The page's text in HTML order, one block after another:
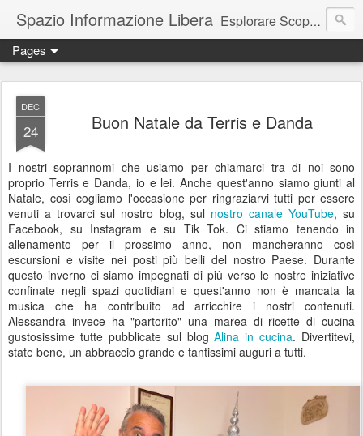
Spazio Informazione Libera Esplorare Scoprire Creare
Escursioni, viaggi, arte, tecnologia, attualità
Pages
DEC
24 Buon Natale da Terris e Danda
I nostri soprannomi che usiamo per chiamarci tra di noi sono
proprio Terris e Danda, io e lei. Anche quest'anno siamo giunti al
Natale, così cogliamo l'occasione per ringraziarvi tutti per essere
venuti a trovarci sul nostro blog, sul nostro canale YouTube, su
Facebook, su Instagram e su Tik Tok. Ci stiamo tenendo in
allenamento per il prossimo anno, non mancheranno così
escursioni e visite nei posti più belli del nostro Paese. Durante
questo inverno ci siamo impegnati di più verso le nostre iniziative
confinate negli spazi quotidiani e quest'anno non è mancata la
musica che ha contribuito ad arricchire i nostri contenuti.
Alessandra invece ha "partorito" una marea di ricette di cucina
gustosissime tutte pubblicate sul blogAlina in cucina. Divertitevi,
state bene, un abbraccio grande e tantissimi auguri a tutti.